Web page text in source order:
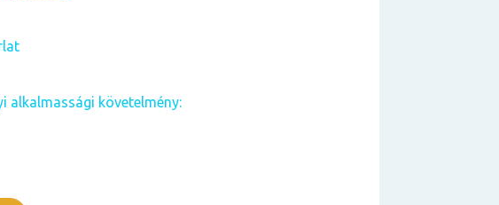
alkalmassági követelmény: